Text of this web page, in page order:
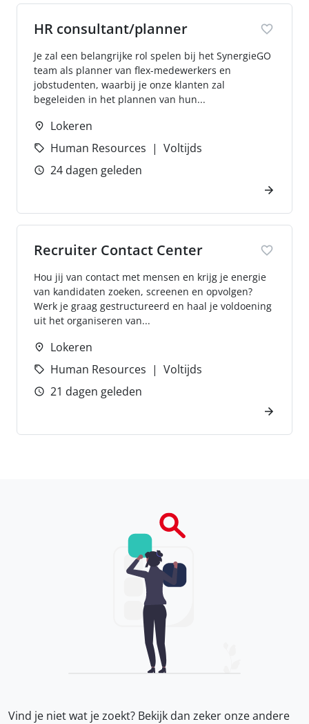
HR consultant/planner
Je zal een belangrijke rol spelen bij het SynergieGO
team als planner van flex-medewerkers en
jobstudenten, waarbij je onze klanten zal
begeleiden in het plannen van hun...
Lokeren
Human Resources
Voltijds
24 dagen geleden
Recruiter Contact Center
Hou jij van contact met mensen en krijg je energie
van kandidaten zoeken, screenen en opvolgen?
Werk je graag gestructureerd en haal je voldoening
uit het organiseren van...
Lokeren
Human Resources
Voltijds
21 dagen geleden
Vind je niet wat je zoekt? Bekijk dan zeker onzeandere